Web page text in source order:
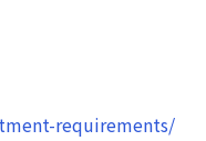
requirements/